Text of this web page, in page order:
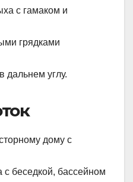
с гамаком и
грядками
углу.
дому с
беседкой, бассейном